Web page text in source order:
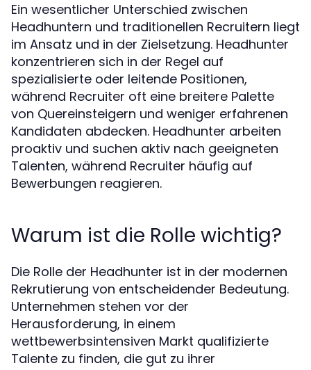
Ein wesentlicher Unterschied zwischen
Headhuntern und traditionellen Recruitern liegt
im Ansatz und in der Zielsetzung. Headhunter
konzentrieren sich in der Regel auf
spezialisierte oder leitende Positionen,
während Recruiter oft eine breitere Palette
von Quereinsteigern und weniger erfahrenen
Kandidaten abdecken. Headhunter arbeiten
proaktiv und suchen aktiv nach geeigneten
Talenten, während Recruiter häufig auf
Bewerbungen reagieren.
Warum ist die Rolle wichtig?
Die Rolle der Headhunter ist in der modernen
Rekrutierung von entscheidender Bedeutung.
Unternehmen stehen vor der
Herausforderung, in einem
wettbewerbsintensiven Markt qualifizierte
Talente zu finden, die gut zu ihrer